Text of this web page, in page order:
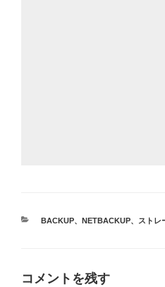
カ
ー
BACKUP、 NETBACKUP、 ストレ
コメントを残す